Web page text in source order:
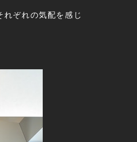
れぞれの気配を感じ